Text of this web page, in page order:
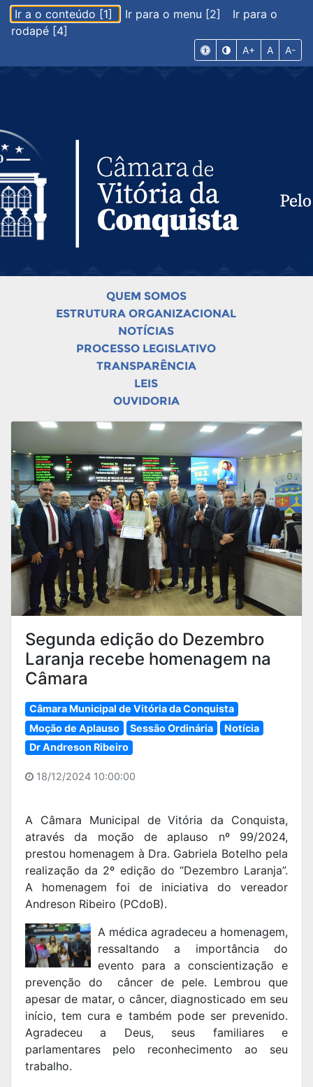
Ir a o conteúdo [1] Ir para o menu [2]
Ir para o
rodapé [4]
A+ A A-
QUEM SOMOS
ESTRUTURA ORGANIZACIONAL
NOTÍCIAS
PROCESSO LEGISLATIVO
TRANSPARÊNCIA
LEIS
OUVIDORIA
Segunda edição do Dezembro
Laranja recebe homenagem na
Câmara
Câmara Municipal de Vitória da Conquista
Moção de Aplauso
Sessão Ordinária
Notícia
Dr Andreson Ribeiro
18/12/2024 10:00:00
A Câmara Municipal de Vitória da Conquista,
através da moção de aplauso nº 99/2024,
prestou homenagem à Dra. Gabriela Botelho pela
realização da 2º edição do “Dezembro Laranja”.
A homenagem foi de iniciativa do vereador
Andreson Ribeiro (PCdoB).
A médica agradeceu a homenagem,
ressaltando a importância do
evento para a conscientização e
prevenção do câncer de pele. Lembrou que
apesar de matar, o câncer, diagnosticado em seu
início, tem cura e também pode ser prevenido.
Agradeceu a Deus, seus familiares e
parlamentares pelo reconhecimento ao seu
trabalho.